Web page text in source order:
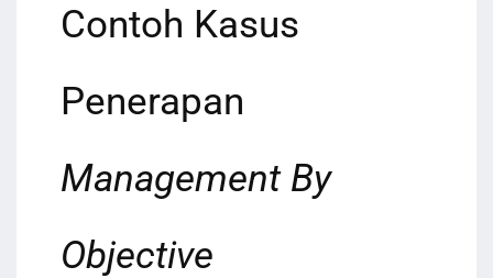
Contoh Kasus
Penerapan
Management By
Objective